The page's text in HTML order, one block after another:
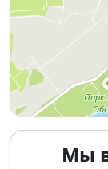
любительским
конкурса.
Номинации
🎭
🎶
📖
👨‍👩‍👧 Семейный
Мы